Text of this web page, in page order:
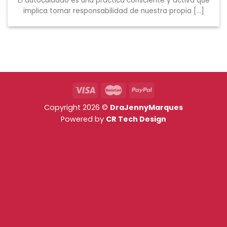
implica tomar responsabilidad de nuestra propia [...]
Copyright 2026 © DraJennyMarques
Powered by CR Tech Design